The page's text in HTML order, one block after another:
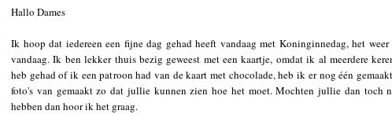
Hallo Dames
Ik hoop dat iedereen een fijne dag gehad heeft vandaag met Koninginnedag, het weer
vandaag. Ik ben lekker thuis bezig geweest met een kaartje, omdat ik al meerdere
heb gehad of ik een patroon had van de kaart met chocolade, heb ik er nog één
foto's van gemaakt zo dat jullie kunnen zien hoe het moet. Mochten jullie dan toch
hebben dan hoor ik het graag.